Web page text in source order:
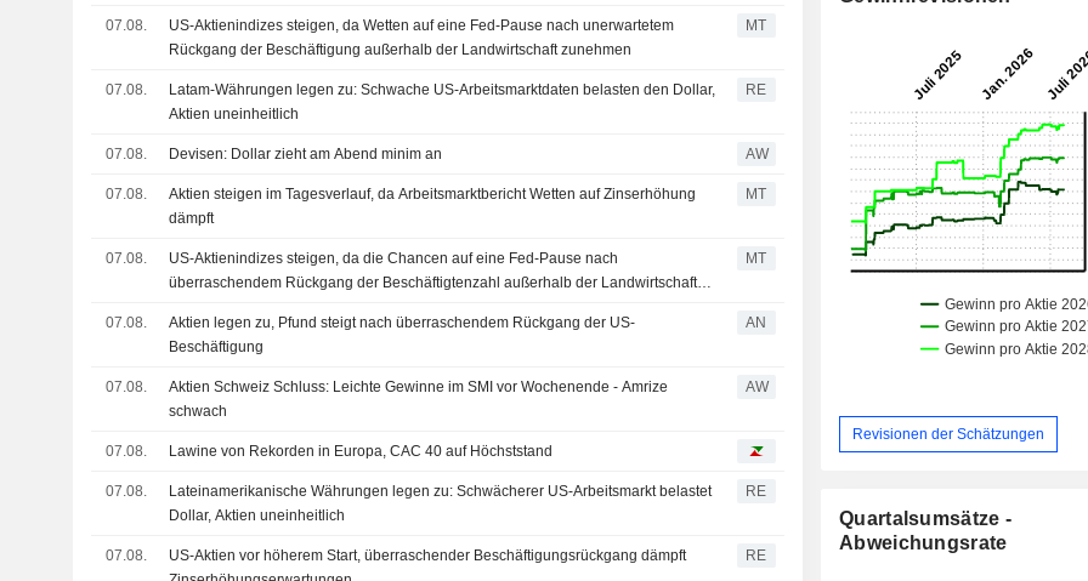
07.08.
US-Aktienindizes steigen, da Wetten auf eine Fed-Pause nach unerwartetem
Rückgang der Beschäftigung außerhalb der Landwirtschaft zunehmen
MT
07.08.
Latam-Währungen legen zu: Schwache US-Arbeitsmarktdaten belasten den Dollar,
Aktien uneinheitlich
RE
07.08. Devisen: Dollar zieht am Abend minim an AW
07.08.
Aktien steigen im Tagesverlauf, da Arbeitsmarktbericht Wetten auf Zinserhöhung
dämpft
MT
07.08.
US-Aktienindizes steigen, da die Chancen auf eine Fed-Pause nach
überraschendem Rückgang der Beschäftigtenzahl außerhalb der Landwirtschaft
MT
07.08.
Aktien legen zu, Pfund steigt nach überraschendem Rückgang der US-
Beschäftigung
AN
07.08.
Aktien Schweiz Schluss: Leichte Gewinne im SMI vor Wochenende - Amrize
schwach
AW
07.08. Lawine von Rekorden in Europa, CAC 40 auf Höchststand
07.08.
Lateinamerikanische Währungen legen zu: Schwächerer US-Arbeitsmarkt belastet
Dollar, Aktien uneinheitlich
RE
07.08.
US-Aktien vor höherem Start, überraschender Beschäftigungsrückgang dämpft
RE
Revisionen der Schätzungen
Quartalsumsätze -
Abweichungsrate